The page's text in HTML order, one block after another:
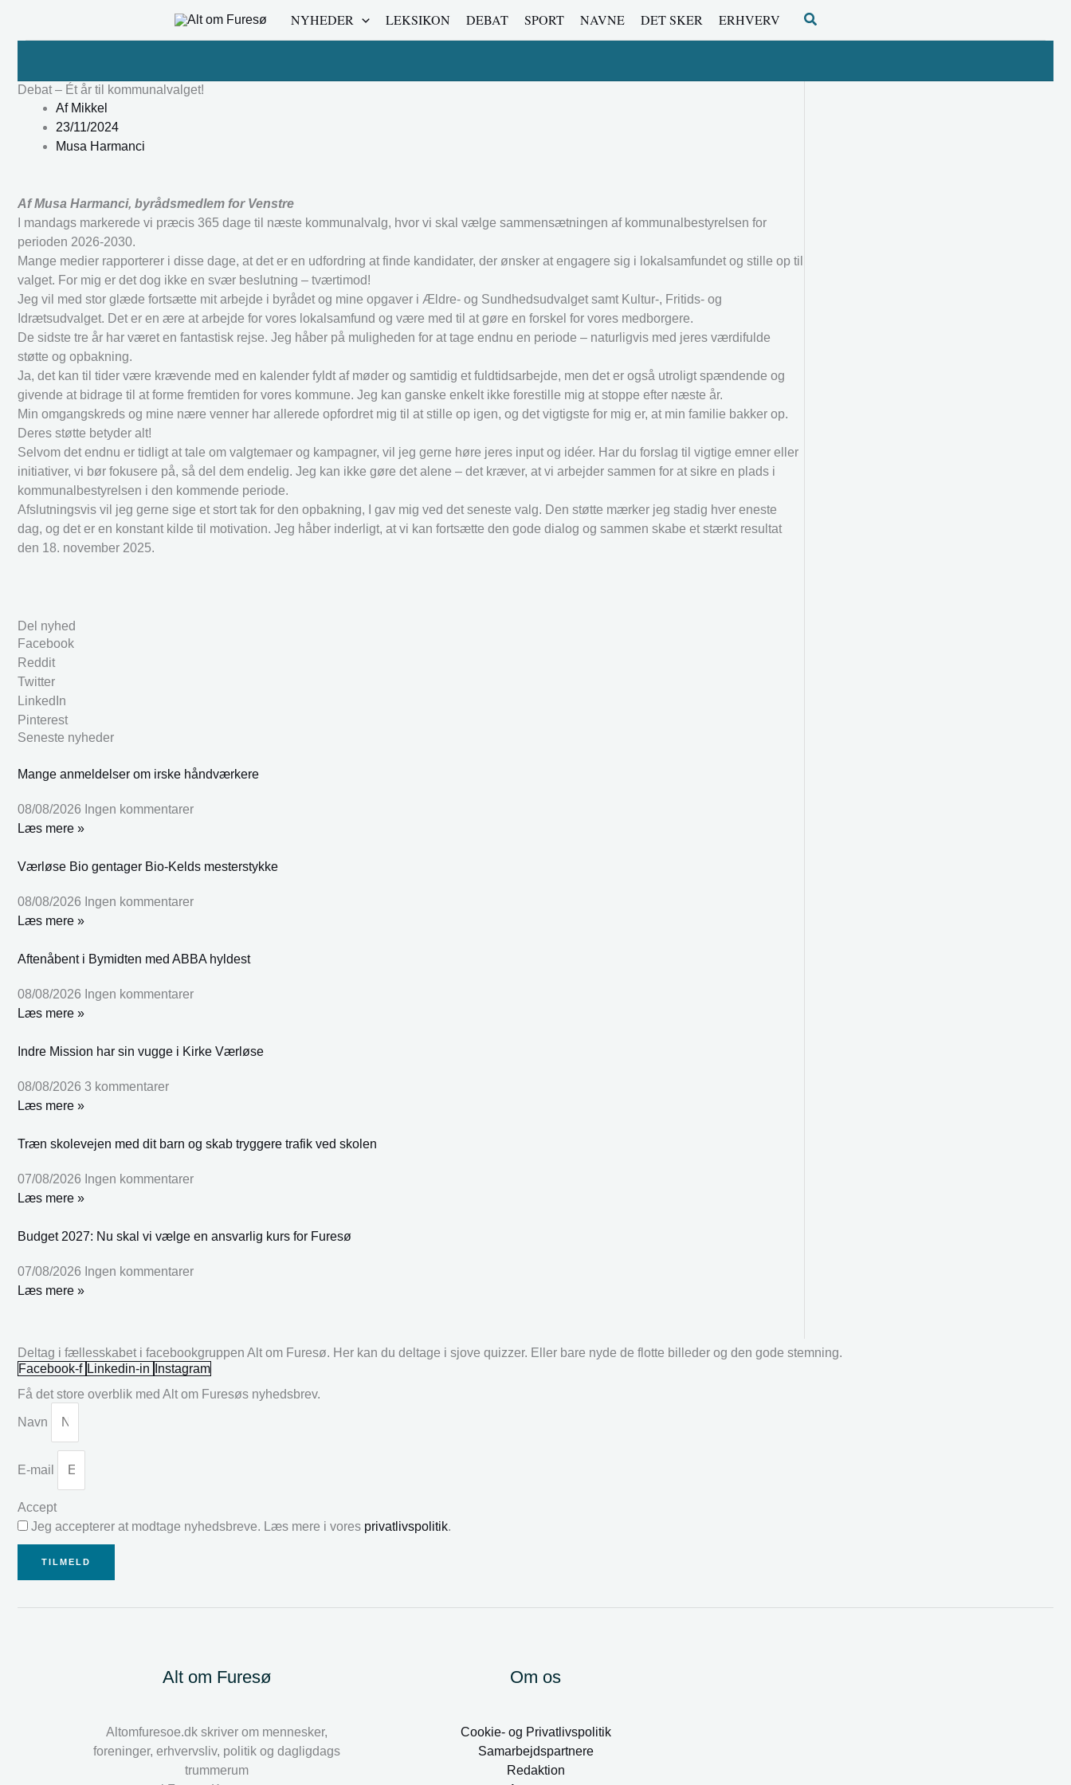
NYHEDER LEKSIKON DEBAT SPORT NAVNE DET SKER ERHVERV Søg
Debat – Ét år til kommunalvalget!
AfMikkel
23/11/2024
Musa Harmanci
Af Musa Harmanci, byrådsmedlem for Venstre
I mandags markerede vi præcis 365 dage til næste kommunalvalg, hvor vi skal vælge sammensætningen af kommunalbestyrelsen for
perioden 2026-2030.
Mange medier rapporterer i disse dage, at det er en udfordring at finde kandidater, der ønsker at engagere sig i lokalsamfundet og stille op til
valget. For mig er det dog ikke en svær beslutning – tværtimod!
Jeg vil med stor glæde fortsætte mit arbejde i byrådet og mine opgaver i Ældre- og Sundhedsudvalget samt Kultur-, Fritids- og
Idrætsudvalget. Det er en ære at arbejde for vores lokalsamfund og være med til at gøre en forskel for vores medborgere.
De sidste tre år har været en fantastisk rejse. Jeg håber på muligheden for at tage endnu en periode – naturligvis med jeres værdifulde
støtte og opbakning.
Ja, det kan til tider være krævende med en kalender fyldt af møder og samtidig et fuldtidsarbejde, men det er også utroligt spændende og
givende at bidrage til at forme fremtiden for vores kommune. Jeg kan ganske enkelt ikke forestille mig at stoppe efter næste år.
Min omgangskreds og mine nære venner har allerede opfordret mig til at stille op igen, og det vigtigste for mig er, at min familie bakker op.
Deres støtte betyder alt!
Selvom det endnu er tidligt at tale om valgtemaer og kampagner, vil jeg gerne høre jeres input og idéer. Har du forslag til vigtige emner eller
initiativer, vi bør fokusere på, så del dem endelig. Jeg kan ikke gøre det alene – det kræver, at vi arbejder sammen for at sikre en plads i
kommunalbestyrelsen i den kommende periode.
Afslutningsvis vil jeg gerne sige et stort tak for den opbakning, I gav mig ved det seneste valg. Den støtte mærker jeg stadig hver eneste
dag, og det er en konstant kilde til motivation. Jeg håber inderligt, at vi kan fortsætte den gode dialog og sammen skabe et stærkt resultat
den 18. november 2025.
Del nyhed
Facebook
Reddit
Twitter
LinkedIn
Pinterest
Seneste nyheder
Mange anmeldelser om irske håndværkere
08/08/2026 Ingen kommentarer
Læs mere »
Værløse Bio gentager Bio-Kelds mesterstykke
08/08/2026 Ingen kommentarer
Læs mere »
Aftenåbent i Bymidten med ABBA hyldest
08/08/2026 Ingen kommentarer
Læs mere »
Indre Mission har sin vugge i Kirke Værløse
08/08/2026 3 kommentarer
Læs mere »
Træn skolevejen med dit barn og skab tryggere trafik ved skolen
07/08/2026 Ingen kommentarer
Læs mere »
Budget 2027: Nu skal vi vælge en ansvarlig kurs for Furesø
07/08/2026 Ingen kommentarer
Læs mere »
Deltag i fællesskabet i facebookgruppen Alt om Furesø. Her kan du deltage i sjove quizzer. Eller bare nyde de flotte billeder og den gode stemning.
Facebook-f Linkedin-in
Instagram
Få det store overblik med Alt om Furesøs nyhedsbrev.
Navn
E-mail
Accept
Jeg accepterer at modtage nyhedsbreve. Læs mere i vores privatlivspolitik.
TILMELD
Alt om Furesø
Altomfuresoe.dk skriver om mennesker,
foreninger, erhvervsliv, politik og dagligdags
trummerum
Om os
Cookie- og Privatlivspolitik
Samarbejdspartnere
Redaktion